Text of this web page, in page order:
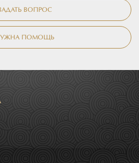
ВОПРОС
ПОМОЩЬ